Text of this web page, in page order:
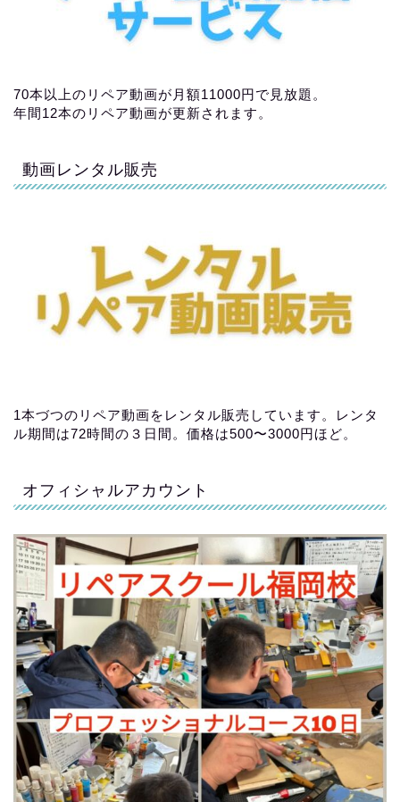
70本以上のリペア動画が月額11000円で見放題。
年間12本のリペア動画が更新されます。
動画レンタル販売
1本づつのリペア動画をレンタル販売しています。レンタ
ル期間は72時間の３日間。価格は500〜3000円ほど。
オフィシャルアカウント